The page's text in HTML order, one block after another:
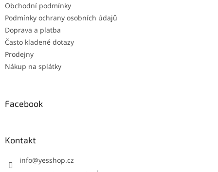
Obchodní podmínky
Podmínky ochrany osobních údajů
Doprava a platba
Často kladené dotazy
Prodejny
Nákup na splátky
Facebook
Kontakt
info@yesshop.cz